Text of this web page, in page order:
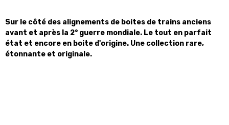
Sur le côté des alignements de boites de trains anciens
avant et après la 2° guerre mondiale. Le tout en parfait
état et encore en boite d'origine. Une collection rare,
étonnante et originale.